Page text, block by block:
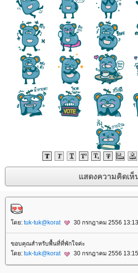
ดย: tuk-tuk@korat 30 กรกฎาคม 2556
ขอบคุณสำหรับพื้นที่ที่พักใจค่ะ
ดย: tuk-tuk@korat 30 กรกฎาคม 2556